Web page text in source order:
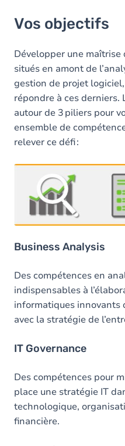
Vos objectifs
Développer une
situés en amont de
gestion de projet
répondre à ces derniers.
autour de 3 piliers pour
ensemble de
relever ce défi :
Business Analysis
Des compétences en
indispensables à
informatiques innovants
avec la stratégie de
IT Governance
Des compétences pour
place une stratégie IT
technologique,
financière.